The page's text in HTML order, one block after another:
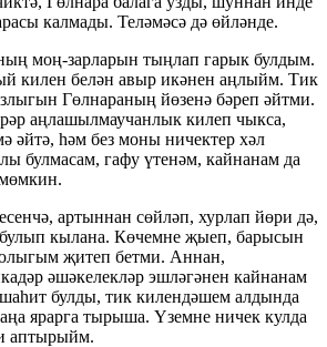
калмады. Теләмәсә дә өйләнде.
моң-зарларын тыңлап гарык булдым.
килен белән авыр икәнен аңлыйм. Тик
Гөлнараның йөзенә бәреп әйтми.
аңлашылмаучанлык килеп чыкса,
әйтә, һәм без моны ничектер хәл
булмасам, гафу үтенәм, кайнанам да
артыннан сөйләп, хурлап йөри дә,
булып кылана. Көчемне җыеп, барысын
җитеп бетми. Аннан,
әшәкелекләр эшләгәнен кайнанам
булды, тик килендәшем алдында
ярарга тырыша. Үземне ничек кулда
аптырыйм.